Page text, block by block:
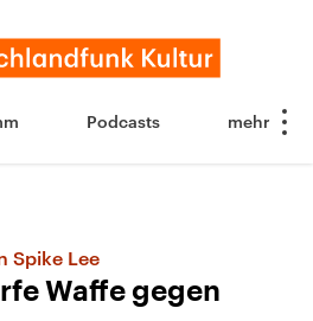
Podcasts
Spike Lee
Waffe gegen